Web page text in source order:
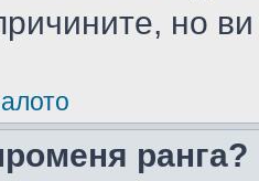
но
ранга?